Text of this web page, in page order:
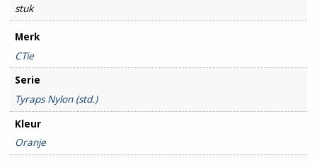
stuk
Merk
CTie
Serie
Tyraps Nylon (std.)
Kleur
Oranje